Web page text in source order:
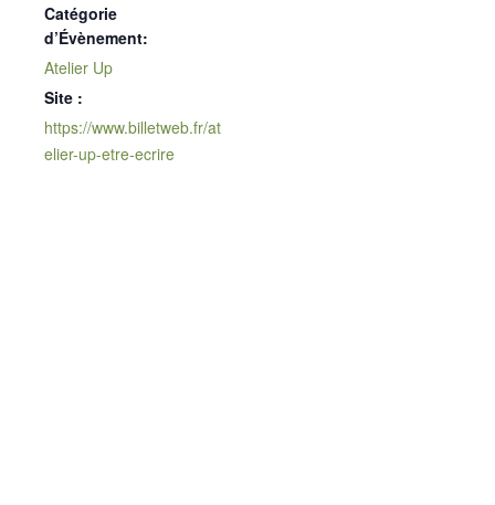
Catégorie
d’Évènement:
Atelier Up
Site :
https://www.billetweb.fr/at
elier-up-etre-ecrire